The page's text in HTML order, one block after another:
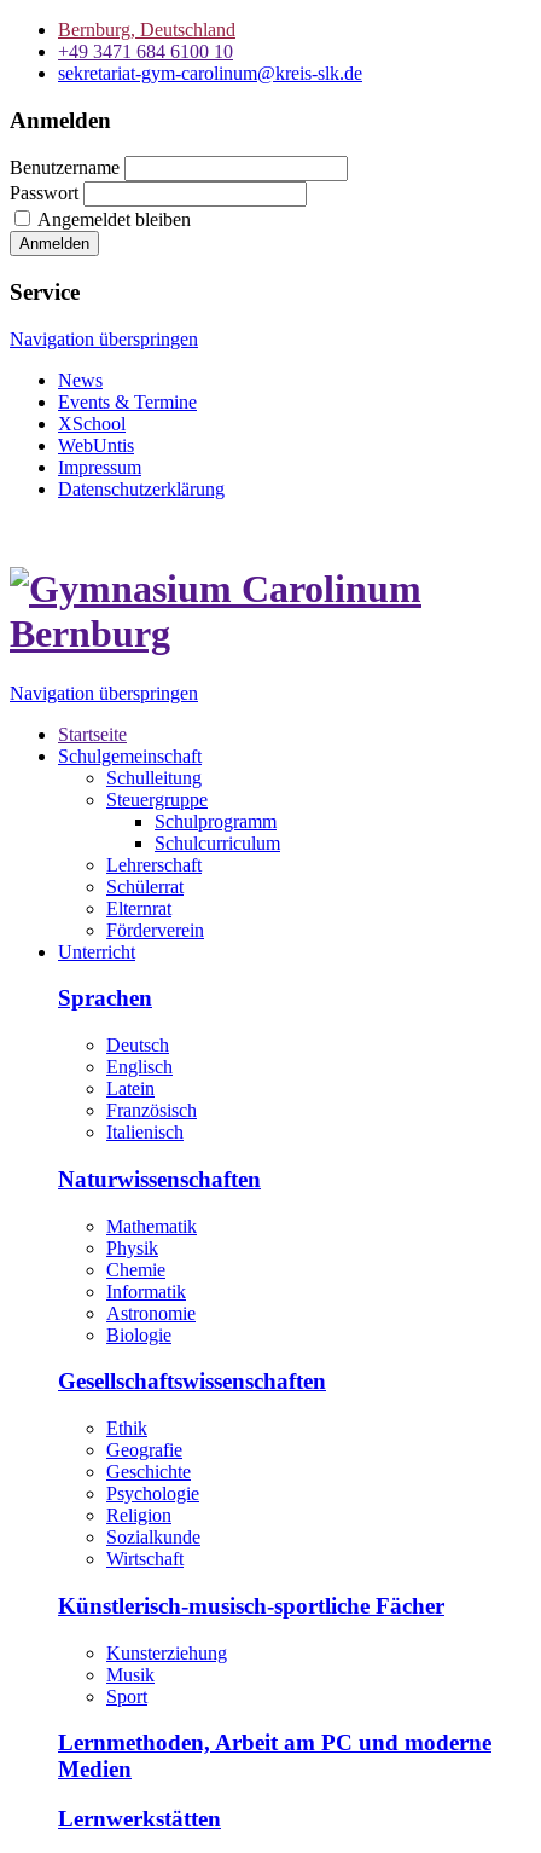
Bernburg, Deutschland
+49 3471 684 6100 10
sekretariat-gym-carolinum@kreis-slk.de
Anmelden
Benutzername
Passwort
Angemeldet bleiben
Service
Navigation überspringen
News
Events & Termine
XSchool
WebUntis
Impressum
Datenschutzerklärung
Navigation überspringen
Startseite
Schulgemeinschaft
Schulleitung
Steuergruppe
Schulprogramm
Schulcurriculum
Lehrerschaft
Schülerrat
Elternrat
Förderverein
Unterricht
Sprachen
Deutsch
Englisch
Latein
Französisch
Italienisch
Naturwissenschaften
Mathematik
Physik
Chemie
Informatik
Astronomie
Biologie
Gesellschaftswissenschaften
Ethik
Geografie
Geschichte
Psychologie
Religion
Sozialkunde
Wirtschaft
Künstlerisch-musisch-sportliche Fächer
Kunsterziehung
Musik
Sport
Lernmethoden, Arbeit am PC und moderne
Medien
Lernwerkstätten